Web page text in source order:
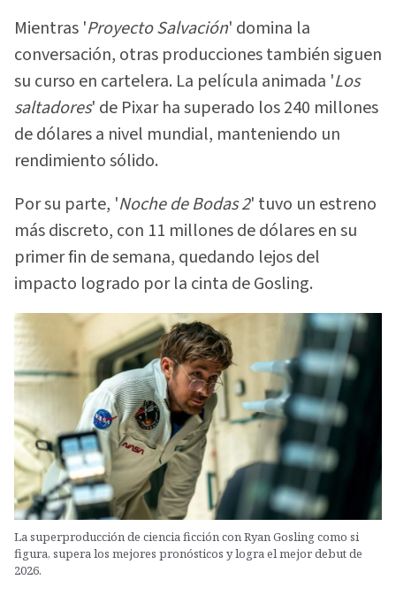
Mientras 'Proyecto Salvación' domina la
conversación, otras producciones también siguen
su curso en cartelera. La película animada 'Los
saltadores' de Pixar ha superado los 240 millones
de dólares a nivel mundial, manteniendo un
rendimiento sólido.
Por su parte, 'Noche de Bodas 2' tuvo un estreno
más discreto, con 11 millones de dólares en su
primer fin de semana, quedando lejos del
impacto logrado por la cinta de Gosling.
La superproducción de ciencia ficción con Ryan Gosling como si
figura, supera los mejores pronósticos y logra el mejor debut de
2026.